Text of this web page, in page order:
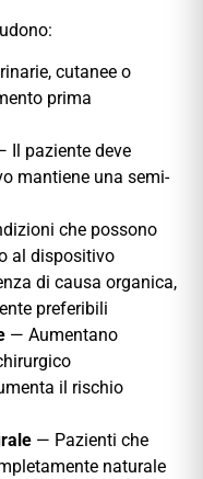
cutanee o
prima
Il paziente deve
mantiene una semi-
che possono
al dispositivo
di causa organica,
preferibili
— Aumentano
il rischio
— Pazienti che
naturale